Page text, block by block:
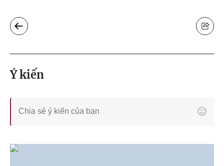
Ý kiến